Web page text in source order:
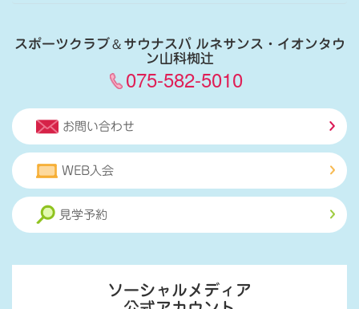
スポーツクラブ＆サウナスパ ルネサンス・イオンタウ
ン山科椥辻
075-582-5010
お問い合わせ
WEB入会
見学予約
ソーシャルメディア